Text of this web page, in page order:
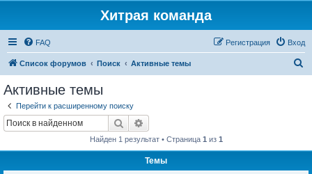
Хитрая команда
FAQ Вход
Регистрация
Список форумов Поиск Активные темы
Активные темы
Перейти к расширенному поиску
Поиск
Найден 1 результат • Страница 1 из 1
Темы